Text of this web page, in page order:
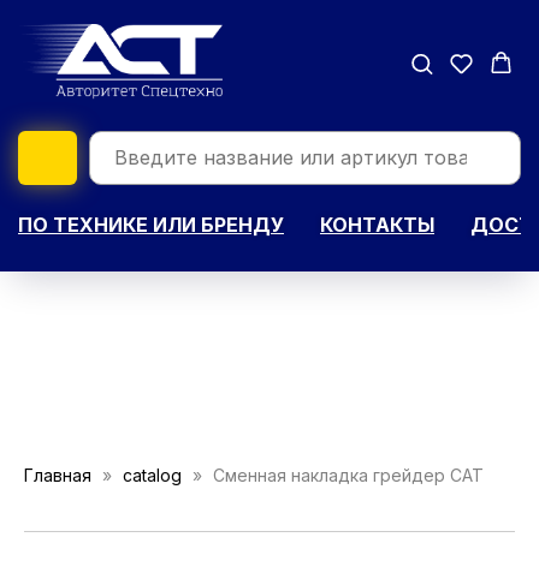
ПО ТЕХНИКЕ ИЛИ БРЕНДУ КОНТАКТЫ
Главная catalog Сменная накладка грейдер CAT